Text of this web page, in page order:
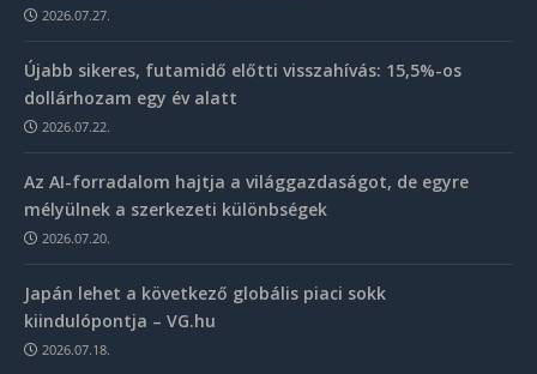
2026.07.27.
Újabb sikeres, futamidő előtti visszahívás: 15,5%-os
dollárhozam egy év alatt
2026.07.22.
Az AI-forradalom hajtja a világgazdaságot, de egyre
mélyülnek a szerkezeti különbségek
2026.07.20.
Japán lehet a következő globális piaci sokk
kiindulópontja – VG.hu
2026.07.18.